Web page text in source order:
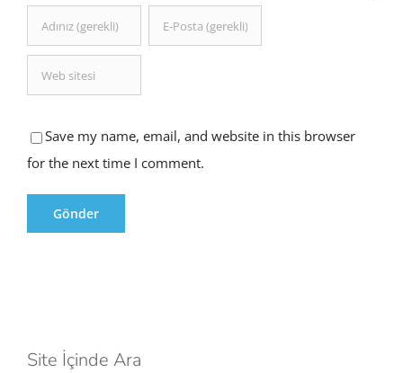
Save my name, email, and website in this browser
for the next time I comment.
Site İçinde Ara